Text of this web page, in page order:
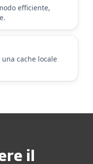
efficiente,
cache locale
il